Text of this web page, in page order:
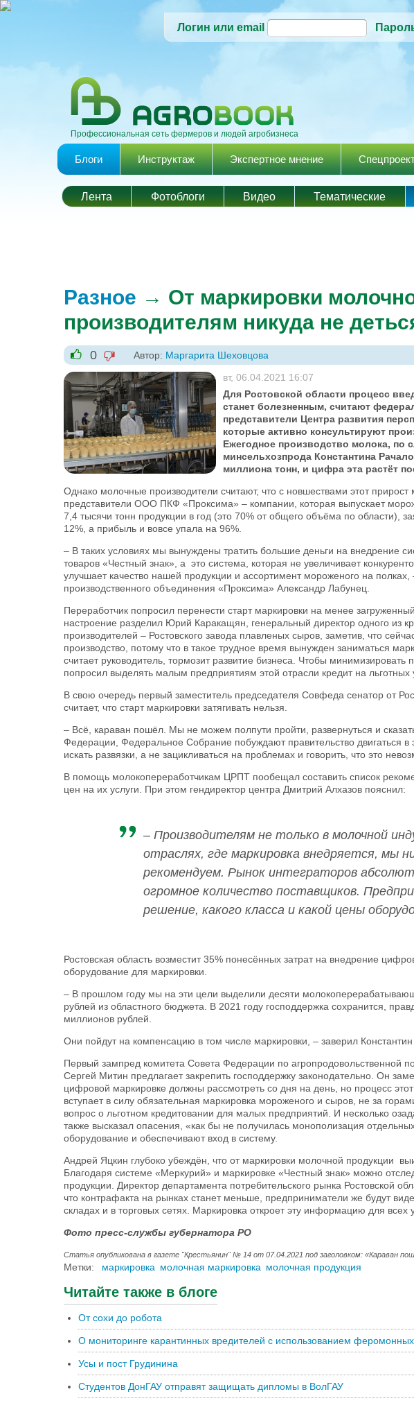
Логин или email
Профессиональная сеть фермеров и людей агробизнеса
Главное меню
Блоги Инструктаж Экспертное мнение
Лента Фотоблоги Видео Тематические
Разное → От маркировки
производителям никуда не
+1
0
-1
Автор: Маргарита Шеховцова
вт, 06.04.2021 16:07
Для Ростовской области процесс
станет болезненным, считают
представители Центра развития
которые активно консультируют
Ежегодное производство молока, по
минсельхозпрода Константина
миллиона тонн, и цифра эта растёт
Однако молочные производители считают, что с новшествами этот прирост
представители ООО ПКФ «Проксима» – компании, которая выпускает
7,4 тысячи тонн продукции в год (это 70% от общего объёма по области),
12%, а прибыль и вовсе упала на 96%.
– В таких условиях мы вынуждены тратить большие деньги на внедрение
товаров «Честный знак», а это система, которая не увеличивает
улучшает качество нашей продукции и ассортимент мороженого на полках,
производственного объединения «Проксима» Александр Лабунец.
Переработчик попросил перенести старт маркировки на менее
настроение разделил Юрий Каракащян, генеральный директор одного из
производителей – Ростовского завода плавленых сыров, заметив, что
производство, потому что в такое трудное время вынужден заниматься
считает руководитель, тормозит развитие бизнеса. Чтобы
попросил выделять малым предприятиям этой отрасли кредит на льготных
В свою очередь первый заместитель председателя Совфеда сенатор от
считает, что старт маркировки затягивать нельзя.
– Всё, караван пошёл. Мы не можем полпути пройти, развернуться и
Федерации, Федеральное Собрание побуждают правительство двигаться
искать развязки, а не зацикливаться на проблемах и говорить, что это
В помощь молокопереработчикам ЦРПТ пообещал составить список
цен на их услуги. При этом гендиректор центра Дмитрий Алхазов пояснил:
– Производителям не только в молочной
отраслях, где маркировка внедряется, мы
рекомендуем. Рынок интеграторов
огромное количество поставщиков.
решение, какого класса и какой цены
Ростовская область возместит 35% понесённых затрат на внедрение
оборудование для маркировки.
– В прошлом году мы на эти цели выделили десяти
рублей из областного бюджета. В 2021 году господдержка сохранится,
миллионов рублей.
Они пойдут на компенсацию в том числе маркировки, – заверил Константин
Первый зампред комитета Совета Федерации по агропродовольственной
Сергей Митин предлагает закрепить господдержку законодательно. Он
цифровой маркировке должны рассмотреть со дня на день, но процесс
вступает в силу обязательная маркировка мороженого и сыров, не за
вопрос о льготном кредитовании для малых предприятий. И несколько
также высказал опасения, «как бы не получилась монополизация
оборудование и обеспечивают вход в систему.
Андрей Яцкин глубоко убеждён, что от маркировки молочной продукции
Благодаря системе «Меркурий» и маркировке «Честный знак» можно
продукции. Директор департамента потребительского рынка Ростовской
что контрафакта на рынках станет меньше, предприниматели же будут
складах и в торговых сетях. Маркировка откроет эту информацию для всех
Фото пресс-службы губернатора РО
Статья опубликована в газете "Крестьянин" № 14 от 07.04.2021 под заголовком: «Караван
Метки: маркировка молочная маркировка молочная продукция
Читайте также в блоге
От сохи до робота
О мониторинге карантинных вредителей с использованием феромонных
Усы и пост Грудинина
Студентов ДонГАУ отправят защищать дипломы в ВолГАУ